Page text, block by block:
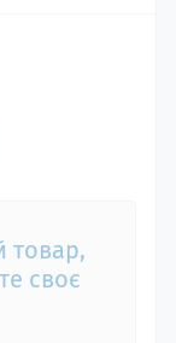
товар,
своє